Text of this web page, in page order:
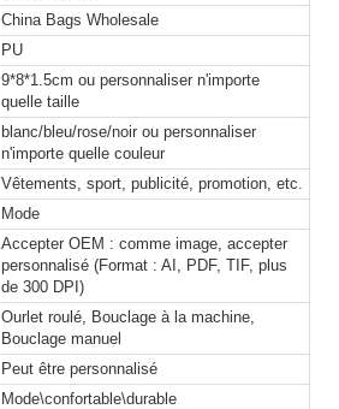
China Bags Wholesale
PU
9*8*1.5cm ou personnaliser n'importe
quelle taille
blanc/bleu/rose/noir ou personnaliser
n'importe quelle couleur
Vêtements, sport, publicité, promotion, etc.
Mode
Accepter OEM : comme image, accepter
personnalisé (Format : AI, PDF, TIF, plus
de 300 DPI)
Ourlet roulé, Bouclage à la machine,
Bouclage manuel
Peut être personnalisé
Mode\confortable\durable